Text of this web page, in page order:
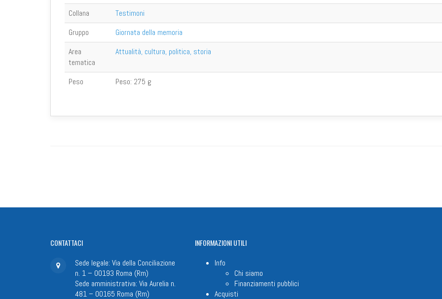
Collana
Testimoni
Gruppo
Giornata della memoria
Area
tematica
Attualità, cultura, politica, storia
Peso Peso: 275 g
CONTATTACI
Sede legale: Via della Conciliazione
n. 1 – 00193 Roma (Rm)
Sede amministrativa: Via Aurelia n.
481 – 00165 Roma (Rm)
INFORMAZIONIUTILI
Info
Chi siamo
Finanziamenti pubblici
Acquisti